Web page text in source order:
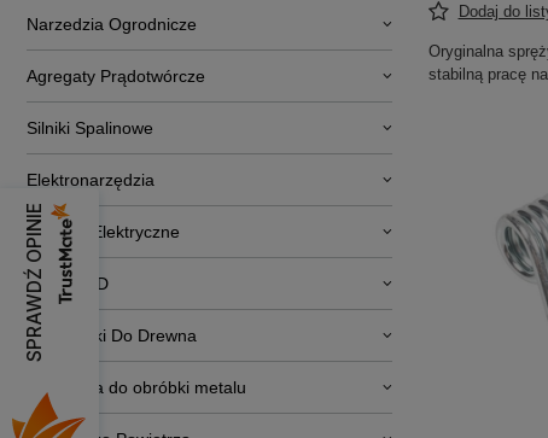
Narzedzia Ogrodnicze
Agregaty Prądotwórcze
Silniki Spalinowe
Elektronarzędzia
Pojazdy Elektryczne
RTV i AGD
Obrabiarki Do Drewna
Narzędzia do obróbki metalu
Dodaj do
Oryginalna
stabilną pracę
SPRAWDŹ OPINIE